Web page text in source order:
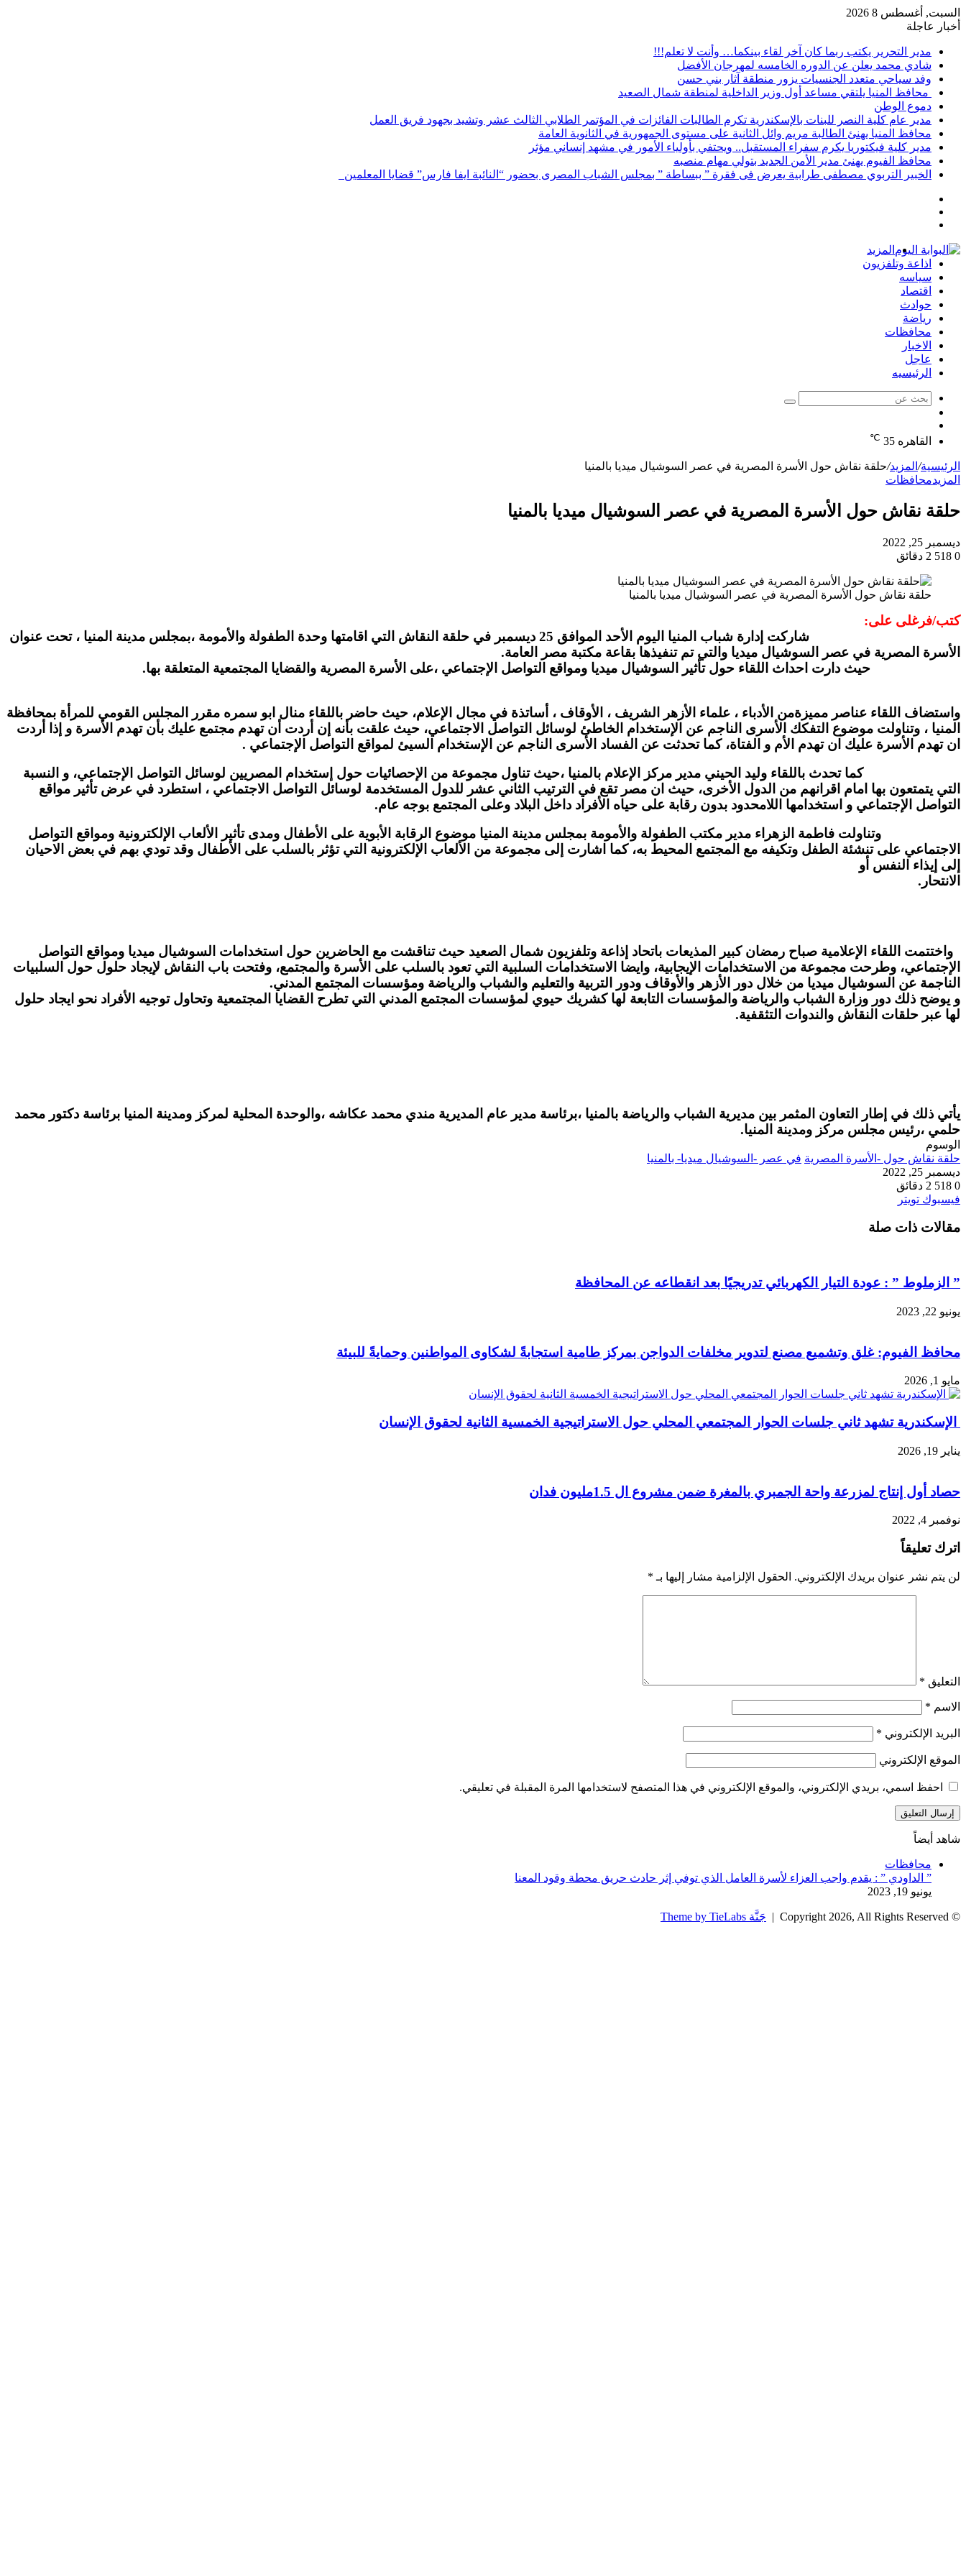
السبت, أغسطس 8 2026
أخبار عاجلة
مدير التحرير يكتب ربما كان آخر لقاء بينكما… وأنت لا تعلم!!!
شادي محمد يعلن عن الدوره الخامسه لمهرجان الأفضل
وفد سياحي متعدد الجنسيات يزور منطقة آثار بني حسن
محافظ المنيا يلتقي مساعد أول وزير الداخلية لمنطقة شمال الصعيد
دموع الوطن
مدير عام كلية النصر للبنات بالإسكندرية تكرم الطالبات الفائزات في المؤتمر الطلابي الثالث عشر وتشيد بجهود فريق العمل
محافظ المنيا يهنئ الطالبة مريم وائل الثانية على مستوى الجمهورية في الثانوية العامة
مدير كلية فيكتوريا يكرم سفراء المستقبل.. ويحتفي بأولياء الأمور في مشهد إنساني مؤثر
محافظ الفيوم يهنئ مدير الأمن الجديد بتولي مهام منصبه
الخبير التربوي مصطفى طرابية يعرض فى فقرة ” ببساطة ” بمجلس الشباب المصرى بحضور “النائبة ايفا فارس” قضايا المعلمين
المزيد
اذاعة وتلفزيون
سياسه
اقتصاد
حوادث
رياضة
محافظات
الاخبار
عاجل
الرئيسيه
بحث
عشوائي
القاهره 35
℃
الرئيسية/ المزيد/حلقة نقاش حول الأسرة المصرية في عصر السوشيال ميديا بالمنيا
المزيدمحافظات
حلقة نقاش حول الأسرة المصرية في عصر السوشيال ميديا بالمنيا
ديسمبر 25, 2022
0
2 دقائق
حلقة نقاش حول الأسرة المصرية في عصر السوشيال ميديا بالمنيا
كتب/فرغلى على:
شاركت إدارة شباب المنيا اليوم الأحد الموافق 25 ديسمبر في حلقة النقاش التي اقامتها وحدة الطفولة والأمومة ،بمجلس مدينة المنيا ، تحت عنوان
الأسرة المصرية في عصر السوشيال ميديا والتي تم تنفيذها بقاعة مكتبة مصر العامة.
حيث دارت احداث اللقاء حول تأثير السوشيال ميديا ومواقع التواصل الإجتماعي ،على الأسرة المصرية والقضايا المجتمعية المتعلقة بها.
واستضاف اللقاء عناصر مميزةمن الأدباء ، علماء الأزهر الشريف ، الأوقاف ، أساتذة في مجال الإعلام، حيث حاضر باللقاء منال ابو سمره مقرر المجلس القومي للمرأة بمحافظة
المنيا ، وتناولت موضوع التفكك الأسرى الناجم عن الإستخدام الخاطئ لوسائل التواصل الاجتماعي، حيث علقت بأنه إن أردت أن تهدم مجتمع عليك بأن تهدم الأسرة و إذا أردت
ان تهدم الأسرة عليك ان تهدم الأم و الفتاة، كما تحدثت عن الفساد الأسرى الناجم عن الإستخدام السيئ لمواقع التواصل الإجتماعي .
كما تحدث باللقاء وليد الحيني مدير مركز الإعلام بالمنيا ،حيث تناول مجموعة من الإحصائيات حول إستخدام المصريين لوسائل التواصل الإجتماعي، و النسبة
التي يتمتعون بها امام اقرانهم من الدول الأخرى، حيث ان مصر تقع في الترتيب الثاني عشر للدول المستخدمة لوسائل التواصل الاجتماعي ، استطرد في عرض تأثير مواقع
التواصل الإجتماعي و استخدامها اللامحدود بدون رقابة على حياه الأفراد داخل البلاد وعلى المجتمع بوجه عام.
وتناولت فاطمة الزهراء مدير مكتب الطفولة والأمومة بمجلس مدينة المنيا موضوع الرقابة الأبوية على الأطفال ومدى تأثير الألعاب الإلكترونية ومواقع التواصل
الاجتماعي على تنشئة الطفل وتكيفه مع المجتمع المحيط به، كما اشارت إلى مجموعة من الألعاب الإلكترونية التي تؤثر بالسلب على الأطفال وقد تودي بهم في بعض الاحيان
إلى إيذاء النفس أو
الانتحار.
واختتمت اللقاء الإعلامية صباح رمضان كبير المذيعات باتحاد إذاعة وتلفزيون شمال الصعيد حيث تناقشت مع الحاضرين حول استخدامات السوشيال ميديا ومواقع التواصل
الإجتماعي، وطرحت مجموعة من الاستخدامات الإيجابية، وايضا الاستخدامات السلبية التي تعود بالسلب على الأسرة والمجتمع، وفتحت باب النقاش لإيجاد حلول حول السلبيات
الناجمة عن السوشيال ميديا من خلال دور الأزهر والأوقاف ودور التربية والتعليم والشباب والرياضة ومؤسسات المجتمع المدني.
و يوضح ذلك دور وزارة الشباب والرياضة والمؤسسات التابعة لها كشريك حيوي لمؤسسات المجتمع المدني التي تطرح القضايا المجتمعية وتحاول توجيه الأفراد نحو ايجاد حلول
لها عبر حلقات النقاش والندوات التثقفية.
يأتي ذلك في إطار التعاون المثمر بين مديرية الشباب والرياضة بالمنيا ،برئاسة مدير عام المديرية مندي محمد عكاشه ،والوحدة المحلية لمركز ومدينة المنيا برئاسة دكتور محمد
حلمي ،رئيس مجلس مركز ومدينة المنيا.
الوسوم
حلقة نقاش حول -الأسرة المصرية في عصر -السوشيال ميديا- بالمنيا
ديسمبر 25, 2022
0
2 دقائق
فيسبوك تويتر
البريد
مقالات ذات صلة
” الزملوط ” : عودة التيار الكهربائي تدريجيًا بعد انقطاعه عن المحافظة
يونيو 22, 2023
محافظ الفيوم: غلق وتشميع مصنع لتدوير مخلفات الدواجن بمركز طامية استجابةً لشكاوى المواطنين وحمايةً للبيئة
مايو 1, 2026
الإسكندرية تشهد ثاني جلسات الحوار المجتمعي المحلي حول الاستراتيجية الخمسية الثانية لحقوق الإنسان
يناير 19, 2026
حصاد أول إنتاج لمزرعة واحة الجمبري بالمغرة ضمن مشروع ال 1.5مليون فدان
نوفمبر 4, 2022
اترك تعليقاً
لن يتم نشر عنوان بريدك الإلكتروني. الحقول الإلزامية مشار إليها بـ *
التعليق *
الاسم *
البريد الإلكتروني *
الموقع الإلكتروني
احفظ اسمي، بريدي الإلكتروني، والموقع الإلكتروني في هذا المتصفح لاستخدامها المرة المقبلة في تعليقي.
شاهد أيضاً
محافظات
” الداودي ” : يقدم واجب العزاء لأسرة العامل الذي توفي إثر حادث حريق محطة وقود المعنا
يونيو 19, 2023
© Copyright 2026, All Rights Reserved |
جَنَّة Theme by TieLabs